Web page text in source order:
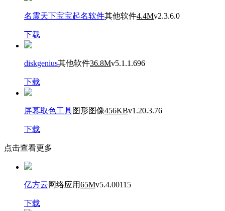
名震天下宝宝起名软件其他软件4.4Mv2.3.6.0
下载
diskgenius其他软件36.8Mv5.1.1.696
下载
屏幕取色工具图形图像456KBv1.20.3.76
下载
点击查看更多
亿方云网络应用65Mv5.4.00115
下载